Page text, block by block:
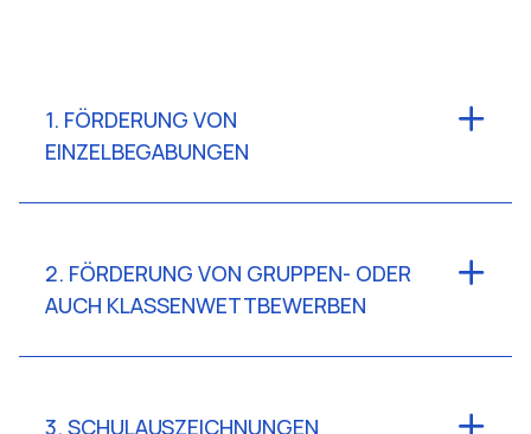
1. FÖRDERUNG VON
EINZELBEGABUNGEN
2. FÖRDERUNG VON GRUPPEN- ODER
AUCH KLASSENWETTBEWERBEN
3. SCHULAUSZEICHNUNGEN